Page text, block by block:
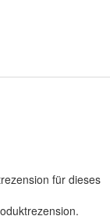
für dieses
.